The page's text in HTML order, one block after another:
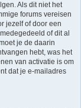
Als dit niet het
forums vereisen
jezelf of door een
of dit al
je de daarin
hebt, was het
van activatie is om
dat je e-mailadres